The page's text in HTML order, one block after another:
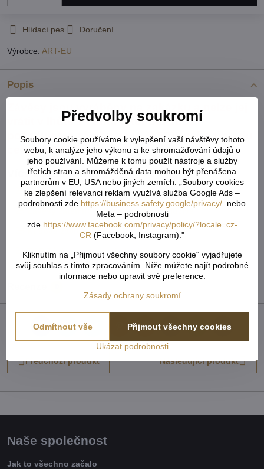
Hlídací pes Doručení
Výrobce: ART-EU
Popis
Závěsy jsou vyráběny na zakázku a nelze jej
vrátit v lhůtě 14 dnů. U tohoto zboží
požadujeme zálohu ve výši 50% nebo úhradu
celé předem.
Více z kategorie
Závěsy kusové
Závěsy zatemňovací a 3D motiv exkluzive
Kusové záclony a závěsy
TOP Záclony, závěsy & doplňky
FacebookTwitterBluesky PinterestRedditLinkedInWhatsApp
E-
Předchozí produkt Následující produkt
Naše společnost
Jak to všechno začalo
Předvolby soukromí
Soubory cookie používáme k vylepšení vaší návštěvy tohoto
webu, k analýze jeho výkonu a ke shromažďování údajů o
jeho používání. Můžeme k tomu použít nástroje a služby
třetích stran a shromážděná data mohou být přenášena
partnerům v EU, USA nebo jiných zemích. „Soubory cookies
ke zlepšení relevanci reklam využívá služba Google Ads –
podrobnosti zde https://business.safety.google/privacy/ nebo
Meta – podrobnosti
zde https://www.facebook.com/privacy/policy/?locale=cz-
CR (Facebook, Instagram)."
Kliknutím na „Přijmout všechny soubory cookie“ vyjadřujete
svůj souhlas s tímto zpracováním. Níže můžete najít podrobné
informace nebo upravit své preference.
Zásady ochrany soukromí
Ukázat podrobnosti
Přijmout všechny cookies
Odmítnout vše